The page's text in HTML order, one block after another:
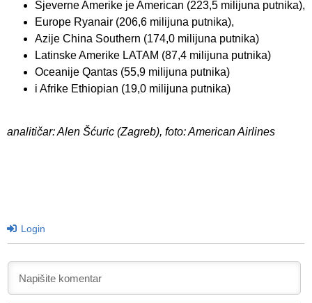
Sjeverne Amerike je American (223,5 milijuna putnika),
Europe Ryanair (206,6 milijuna putnika),
Azije China Southern (174,0 milijuna putnika)
Latinske Amerike LATAM (87,4 milijuna putnika)
Oceanije Qantas (55,9 milijuna putnika)
i Afrike Ethiopian (19,0 milijuna putnika)
analitičar: Alen Šćuric (Zagreb), foto: American Airlines
Login